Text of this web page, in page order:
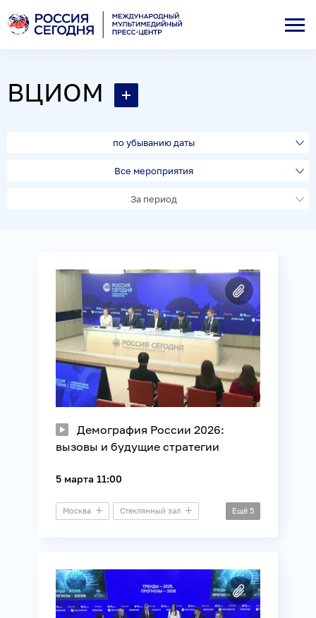
ВЦИОМ
по убыванию даты
Все мероприятия
За период
Демография России 2026:
вызовы и будущие стратегии
5 марта 11:00
Москва Стеклянный зал
Семья
Ещё 5